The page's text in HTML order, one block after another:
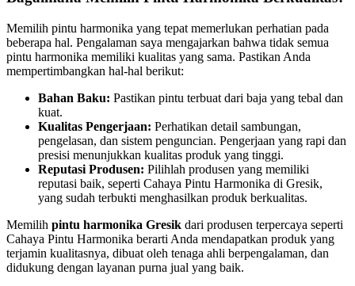
Memilih pintu harmonika yang tepat memerlukan perhatian pada
beberapa hal. Pengalaman saya mengajarkan bahwa tidak semua
pintu harmonika memiliki kualitas yang sama. Pastikan Anda
mempertimbangkan hal-hal berikut:
Bahan Baku: Pastikan pintu terbuat dari baja yang tebal dan
kuat.
Kualitas Pengerjaan: Perhatikan detail sambungan,
pengelasan, dan sistem penguncian. Pengerjaan yang rapi dan
presisi menunjukkan kualitas produk yang tinggi.
Reputasi Produsen: Pilihlah produsen yang memiliki
reputasi baik, seperti Cahaya Pintu Harmonika di Gresik,
yang sudah terbukti menghasilkan produk berkualitas.
Memilih pintu harmonika Gresik dari produsen terpercaya seperti
Cahaya Pintu Harmonika berarti Anda mendapatkan produk yang
terjamin kualitasnya, dibuat oleh tenaga ahli berpengalaman, dan
didukung dengan layanan purna jual yang baik.